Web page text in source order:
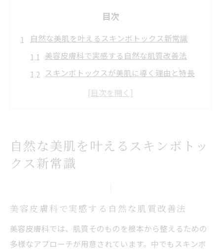
目次
自然な美肌を叶えるスキンボトックス新常識
美容皮膚科で実感する自然な肌質改善法
スキンボトックスが美肌に導く理由と特長
美容皮膚科で受けるスキンボトックスの効
美容皮膚科で叶える透明感ある素肌づくり
美容皮膚科が提案するスキンボトックス活用術
スキンボトックスを効果的に取り入れる方
法
美容皮膚科の医師がすすめる施術ポイント
自然な美肌を叶えるスキンボトッ
クス新常識
美容皮膚科で実感する自然な肌質改善法
美容皮膚科では、肌質そのものを根本から整えるための
多様なアプローチが用意されています。中でもスキンボ